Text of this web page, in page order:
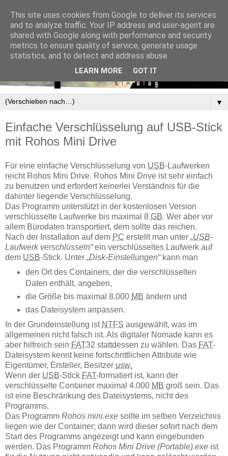
▼
Einfache Verschlüsselung auf USB-Stick
mit Rohos Mini Drive
Für eine einfache Verschlüsselung von USB-Laufwerken
reicht Rohos Mini Drive. Rohos Mini Drive ist sehr einfach
zu benutzen und erfordert keinerlei Verständnis für die
dahinter liegende Verschlüsselung.
Das Programm unterstützt in der kostenlosen Version
verschlüsselte Laufwerke bis maximal 8 GB. Wer aber vor
allem Bürodaten transportiert, dem sollte das reichen.
Nach der Installation auf dem PC erstellt man unter „USB-
Laufwerk verschlüsseln“ein verschlüsseltes Laufwerk auf
dem USB-Stick. Unter „Disk-Einstellungen“kann man
den Ort des Containers, der die verschlüsselten
Daten enthält, angeben,
die Größe bis maximal 8.000 MB ändern und
das Dateisystem anpassen.
In der Grundeinstellung ist NTFS ausgewählt, was im
allgemeinen nicht falsch ist. Als digitaler Nomade kann es
aber hilfreich sein FAT32 stattdessen zu wählen. Das FAT-
Dateisystem kennt keine fortschrittlichen Attribute wie
Eigentümer, Ersteller, Besitzer usw.
Wenn der USB-Stick FAT-formatiert ist, kann der
verschlüsselte Container maximal 4.000 MB groß sein. Das
ist eine Beschränkung des Dateisystems, nicht des
Programms.
Das Programm Rohos mini.exe sollte im selben Verzeichnis
liegen wie der Container; dann wird dieser sofort nach dem
Start des Programms angezeigt und kann eingebunden
werden. Das Programm Rohos Mini Drive (Portable).exe ist
This site uses cookies from Google to deliver its services
and to analyze traffic. Your IP address and user-agent are
shared with Google along with performance and security
metrics to ensure quality of service, generate usage
statistics, and to detect and address abuse.
LEARN MORE GOT IT